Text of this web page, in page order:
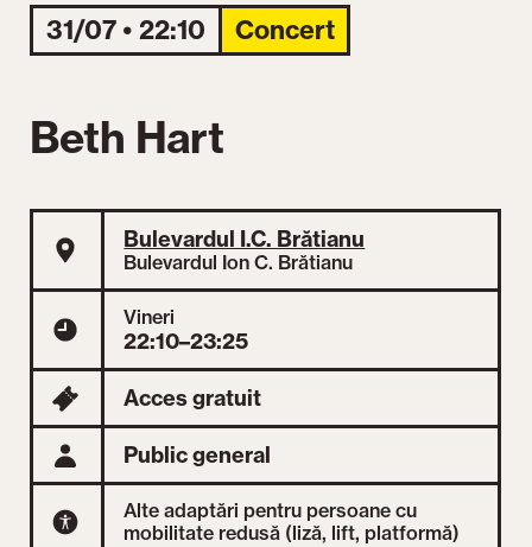
31/07 • 22:10 Concert
Beth Hart
Bulevardul I.C. Brătianu
Bulevardul Ion C. Brătianu
Vineri
22:10–23:25
Acces gratuit
Public general
Alte adaptări pentru persoane cu
mobilitate redusă (liză, lift, platformă)